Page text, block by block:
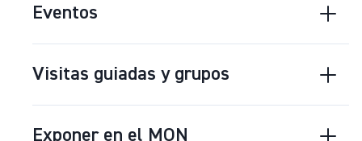
Eventos
Visitas guiadas y grupos
Exponer en el MON